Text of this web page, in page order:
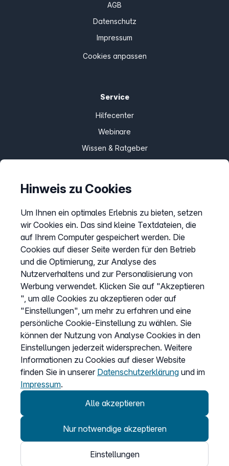
AGB
Datenschutz
Impressum
Cookies anpassen
Service
Hilfecenter
Webinare
Wissen & Ratgeber
Kündigung
Kundenportal Login
Vertrag widerrufen
Easybell-App
Anleitung
Easybell - eine Marke der Dstny-Gruppe
Hinweis zu Cookies
Um Ihnen ein optimales Erlebnis zu bieten, setzen
wir Cookies ein. Das sind kleine Textdateien, die
auf Ihrem Computer gespeichert werden. Die
Cookies auf dieser Seite werden für den Betrieb
und die Optimierung, zur Analyse des
Nutzerverhaltens und zur Personalisierung von
Werbung verwendet. Klicken Sie auf "Akzeptieren
", um alle Cookies zu akzeptieren oder auf
"Einstellungen", um mehr zu erfahren und eine
persönliche Cookie-Einstellung zu wählen. Sie
können der Nutzung von Analyse Cookies in den
Einstellungen jederzeit widersprechen. Weitere
Informationen zu Cookies auf dieser Website
finden Sie in unserer Datenschutzerklärung und im
Impressum.
Alle akzeptieren
Nur notwendige akzeptieren
Einstellungen